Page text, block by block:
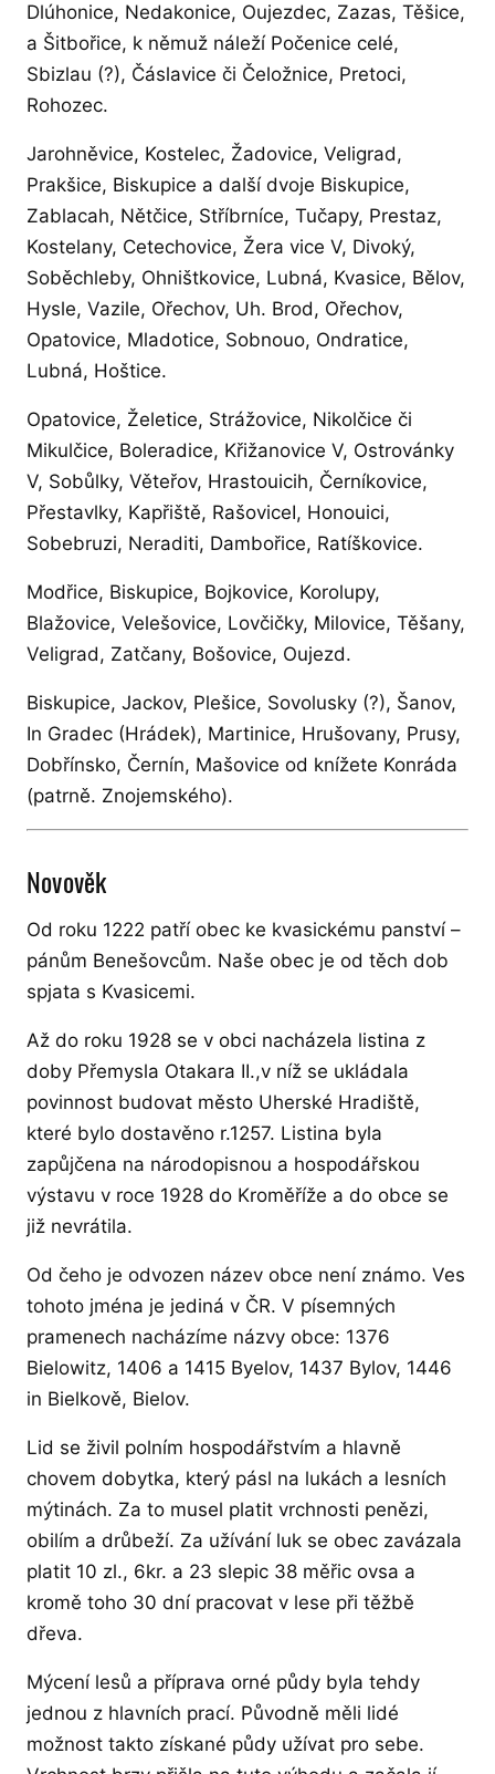
Dlúhonice, Nedakonice, Oujezdec, Zazas, Těšice,
a Šitbořice, k němuž náleží Počenice celé,
Sbizlau (?), Čáslavice či Čeložnice, Pretoci,
Rohozec.
Jarohněvice, Kostelec, Žadovice, Veligrad,
Prakšice, Biskupice a další dvoje Biskupice,
Zablacah, Nětčice, Stříbrníce, Tučapy, Prestaz,
Kostelany, Cetechovice, Žera vice V, Divoký,
Soběchleby, Ohništkovice, Lubná, Kvasice, Bělov,
Hysle, Vazile, Ořechov, Uh. Brod, Ořechov,
Opatovice, Mladotice, Sobnouo, Ondratice,
Lubná, Hoštice.
Opatovice, Želetice, Strážovice, Nikolčice či
Mikulčice, Boleradice, Křižanovice V, Ostrovánky
V, Sobůlky, Věteřov, Hrastouicih, Černíkovice,
Přestavlky, Kapřiště, RašoviceI, Honouici,
Sobebruzi, Neraditi, Dambořice, Ratíškovice.
Modřice, Biskupice, Bojkovice, Korolupy,
Blažovice, Velešovice, Lovčičky, Milovice, Těšany,
Veligrad, Zatčany, Bošovice, Oujezd.
Biskupice, Jackov, Plešice, Sovolusky (?), Šanov,
In Gradec (Hrádek), Martinice, Hrušovany, Prusy,
Dobřínsko, Černín, Mašovice od knížete Konráda
(patrně. Znojemského).
Novověk
Od roku 1222 patří obec ke kvasickému panství –
pánům Benešovcům. Naše obec je od těch dob
spjata s Kvasicemi.
Až do roku 1928 se v obci nacházela listina z
doby Přemysla Otakara II.,v níž se ukládala
povinnost budovat město Uherské Hradiště,
které bylo dostavěno r.1257. Listina byla
zapůjčena na národopisnou a hospodářskou
výstavu v roce 1928 do Kroměříže a do obce se
již nevrátila.
Od čeho je odvozen název obce není známo. Ves
tohoto jména je jediná v ČR. V písemných
pramenech nacházíme názvy obce: 1376
Bielowitz, 1406 a 1415 Byelov, 1437 Bylov, 1446
in Bielkově, Bielov.
Lid se živil polním hospodářstvím a hlavně
chovem dobytka, který pásl na lukách a lesních
mýtinách. Za to musel platit vrchnosti penězi,
obilím a drůbeží. Za užívání luk se obec zavázala
platit 10 zl., 6kr. a 23 slepic 38 měřic ovsa a
kromě toho 30 dní pracovat v lese při těžbě
dřeva.
Mýcení lesů a příprava orné půdy byla tehdy
jednou z hlavních prací. Původně měli lidé
možnost takto získané půdy užívat pro sebe.